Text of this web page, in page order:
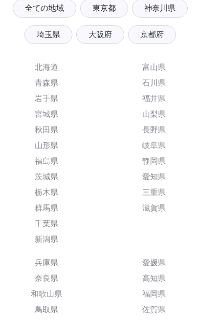
全ての地域 東京都 神奈川県
埼玉県 大阪府 京都府
北海道
青森県
岩手県
宮城県
秋田県
山形県
福島県
茨城県
栃木県
群馬県
千葉県
新潟県
富山県
石川県
福井県
山梨県
長野県
岐阜県
静岡県
愛知県
三重県
滋賀県
兵庫県
奈良県
和歌山県
鳥取県
愛媛県
高知県
福岡県
佐賀県